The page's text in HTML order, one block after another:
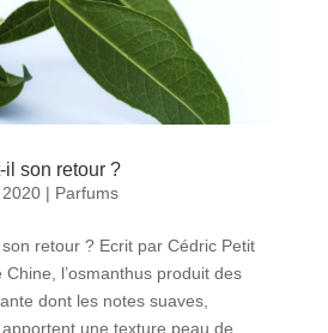
il son retour ?
| Parfums
son retour ? Ecrit par Cédric Petit
l’osmanthus produit des
dont les notes suaves,
une texture peau de